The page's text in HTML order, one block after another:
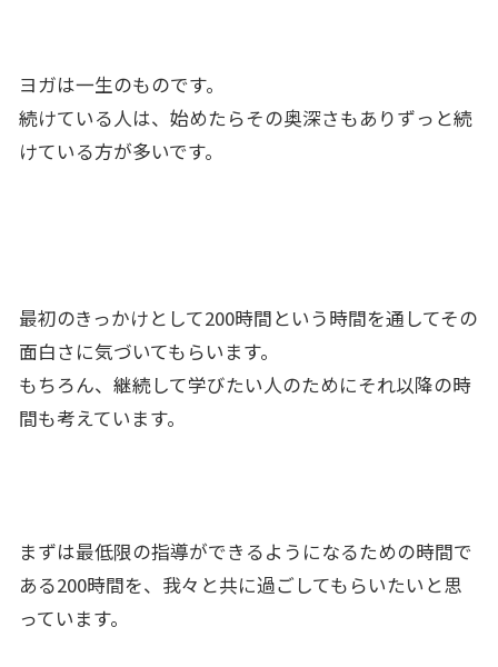
ヨガは一生のものです。
続けている人は、始めたらその奥深さもありずっと続
けている方が多いです。
最初のきっかけとして200時間という時間を通してその
面白さに気づいてもらいます。
もちろん、継続して学びたい人のためにそれ以降の時
間も考えています。
まずは最低限の指導ができるようになるための時間で
ある200時間を、我々と共に過ごしてもらいたいと思
っています。